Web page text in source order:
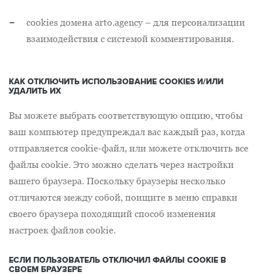
cookies домена arto.agency – для персонализации
взаимодействия с системой комментирования.
КАК ОТКЛЮЧИТЬ ИСПОЛЬЗОВАНИЕ COOKIES И/ИЛИ
УДАЛИТЬ ИХ
Вы можете выбрать соответствующую опцию, чтобы
ваш компьютер предупреждал вас каждый раз, когда
отправляется cookie-файл, или можете отключить все
файлы cookie. Это можно сделать через настройки
вашего браузера. Поскольку браузеры несколько
отличаются между собой, поищите в меню справки
своего браузера походящий способ изменения
настроек файлов cookie.
ЕСЛИ ПОЛЬЗОВАТЕЛЬ ОТКЛЮЧИЛ ФАЙЛЫ COOKIE В
СВОЕМ БРАУЗЕРЕ